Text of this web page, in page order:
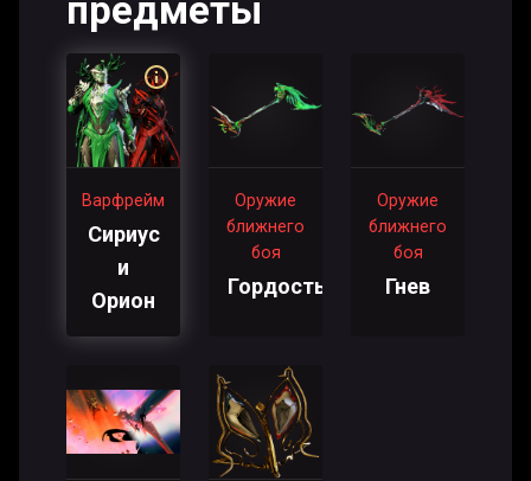
предметы
Варфрейм
Сириус
и
Орион
Оружие
ближнего
боя
Гордость
Оружие
ближнего
боя
Гнев